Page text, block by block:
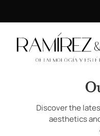
Discover the
aesthetics